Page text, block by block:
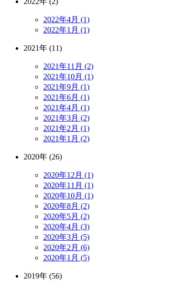
2022年4月 (1)
2022年1月 (1)
2021年 (11)
2021年11月 (2)
2021年10月 (1)
2021年9月 (1)
2021年6月 (1)
2021年4月 (1)
2021年3月 (2)
2021年2月 (1)
2021年1月 (2)
2020年 (26)
2020年12月 (1)
2020年11月 (1)
2020年10月 (1)
2020年8月 (2)
2020年5月 (2)
2020年4月 (3)
2020年3月 (5)
2020年2月 (6)
2020年1月 (5)
2019年 (56)